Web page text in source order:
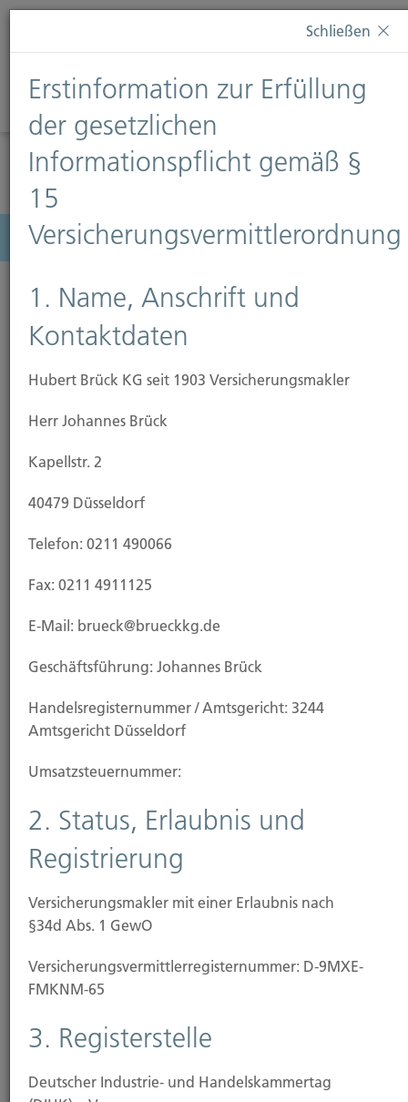
Diese Webseite verwendet Cookies. Wenn Sie weiterhin
Informationen finden Sie auf unserer SeiteDatenschutz
Diese Nachricht nicht erneut anzeigen
Menü
Kauf Grundstück
Baubeginn
Schließen
Erstinformation zur Erfüllung
der gesetzlichen
Informationspflicht gemäß §
15
Versicherungsvermittlerordnung
1. Name, Anschrift und
Kontaktdaten
Hubert Brück KG seit 1903 Versicherungsmakler
Herr Johannes Brück
Kapellstr. 2
40479 Düsseldorf
Telefon: 0211 490066
Fax: 0211 4911125
E-Mail: brueck@brueckkg.de
Geschäftsführung: Johannes Brück
Handels­registernummer / Amtsgericht: 3244
Amtsgericht Düsseldorf
Umsatzsteuer­nummer:
2. Status, Erlaubnis und
Registrierung
Versicherungsmakler mit einer Erlaubnis nach
§34d Abs. 1 GewO
Versicherungs­vermittler­registernummer: D-9MXE-
FMKNM-65
3. Registerstelle
Deutscher Industrie- und Handelskammertag